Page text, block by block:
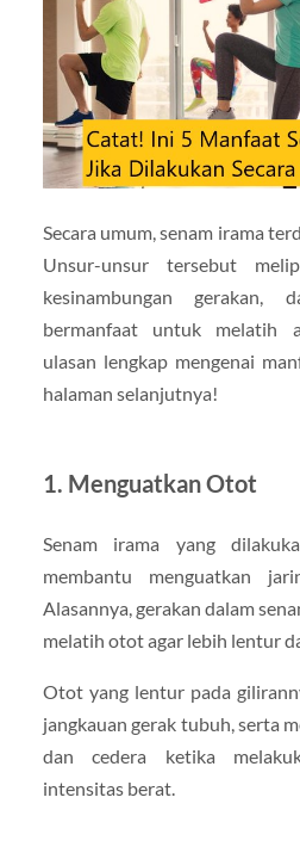
Secara umum, senam irama
Unsur-unsur tersebut
kesinambungan gerakan,
bermanfaat untuk melatih
ulasan lengkap mengenai
halaman selanjutnya!
1. Menguatkan Otot
Senam irama yang
membantu menguatkan
Alasannya, gerakan dalam
melatih otot agar lebih lentur
Otot yang lentur pada
jangkauan gerak tubuh, serta
dan cedera ketika
intensitas berat.